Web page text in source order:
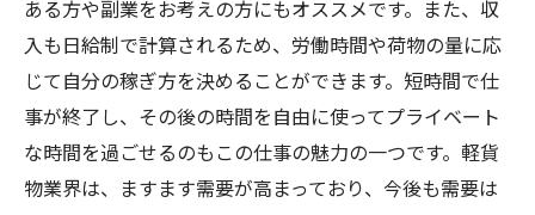
ある方や副業をお考えの方にもオススメです。また、収
入も日給制で計算されるため、労働時間や荷物の量に応
じて自分の稼ぎ方を決めることができます。短時間で仕
事が終了し、その後の時間を自由に使ってプライベート
な時間を過ごせるのもこの仕事の魅力の一つです。軽貨
物業界は、ますます需要が高まっており、今後も需要は